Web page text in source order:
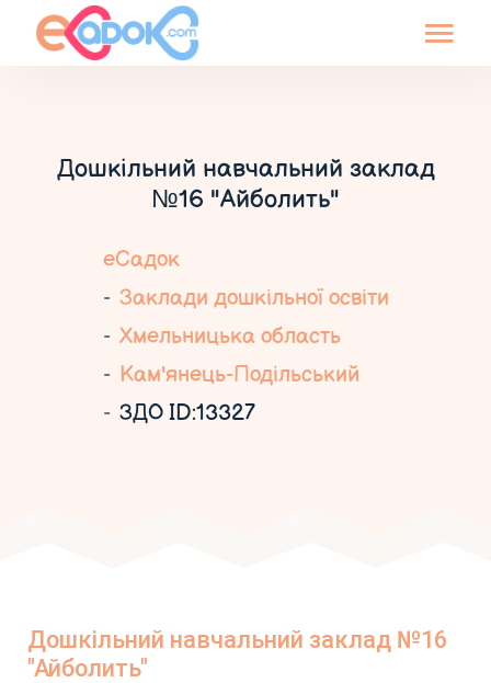
Дошкільний навчальний заклад
№16 "Айболить"
еСадок
Заклади дошкільної освіти
Хмельницька область
Кам'янець-Подільський
ЗДО ID:13327
Дошкільний навчальний заклад №16
"Айболить"